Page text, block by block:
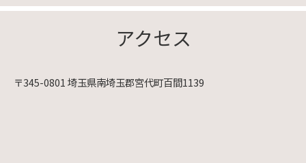
アクセス
〒345-0801 埼玉県南埼玉郡宮代町百間1139